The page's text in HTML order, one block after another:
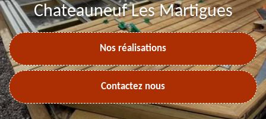
Chateauneuf Les Martigues
Nos réalisations
Contactez nous